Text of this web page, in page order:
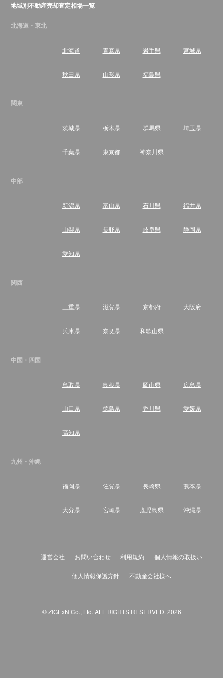
地域別不動産売却査定相場一覧
北海道・東北
北海道 青森県 岩手県 宮城県
秋田県 山形県 福島県
関東
茨城県 栃木県 群馬県 埼玉県
千葉県 東京都 神奈川県
中部
新潟県 富山県 石川県 福井県
山梨県 長野県 岐阜県 静岡県
愛知県
関西
三重県 滋賀県 京都府 大阪府
兵庫県 奈良県 和歌山県
中国・四国
鳥取県 島根県 岡山県 広島県
山口県 徳島県 香川県 愛媛県
高知県
九州・沖縄
福岡県 佐賀県 長崎県 熊本県
大分県 宮崎県 鹿児島県 沖縄県
運営会社 お問い合わせ 利用規約 個人情報の取扱い
個人情報保護方針 不動産会社様へ
© ZIGExN Co., Ltd. ALL RIGHTS RESERVED. 2026